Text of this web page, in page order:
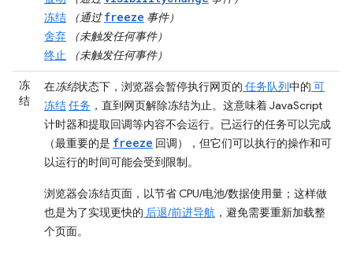
冻结
（通过freeze 事件）
舍弃
（未触发任何事件）
终止
（未触发任何事件）
冻
结
在冻结状态下，浏览器会暂停执行网页的 任务队列中的 可
冻结任务 ，直到网页解除冻结为止。这意味着 JavaScript
计时器和提取回调等内容不会运行。已运行的任务可以完成
（最重要的是 freeze 回调），但它们可以执行的操作和可
以运行的时间可能会受到限制。
浏览器会冻结页面，以节省 CPU/电池/数据使用量；这样做
也是为了实现更快的 后退/前进导航 ，避免需要重新加载整
个页面。